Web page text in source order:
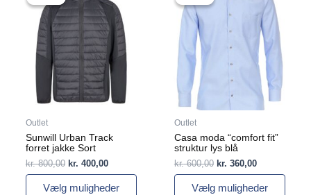
Outlet
Sunwill Urban Track
forret jakke Sort
kr.800,00
pris
var:
kr. 800,00.
kr. 400,00
pris
er:
kr. 400,00.
Vælg muligheder
har
flere
varianter.
Mulighederne
vælges
Outlet
Casa moda “comfort fit”
struktur lys blå
kr.600,00
pris
var:
kr. 360,00
pris
er:
kr. 360,00.
Vælg muligheder
har
flere
varianter.
Mulighederne
kan
vælges
på
varesiden